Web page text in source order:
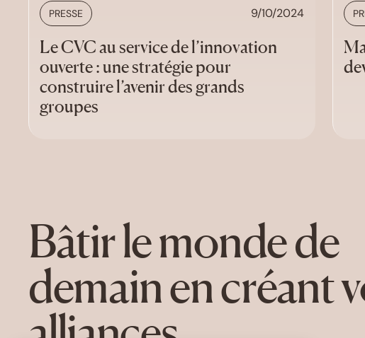
PRESSE 9/10/2024
Le CVC au service de l’innovation
ouverte : une stratégie pour
construire l’avenir des grands
groupes
Bâtir le monde de
demain en créant